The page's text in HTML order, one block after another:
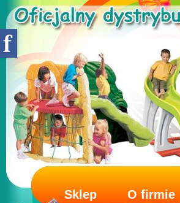
Sklep O firmie